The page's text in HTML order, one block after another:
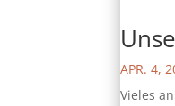
APR. 4,
Vieles